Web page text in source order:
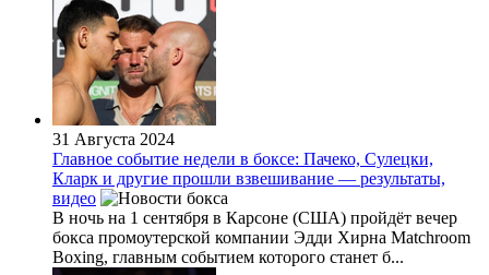
31 Августа 2024
Главное событие недели в боксе: Пачеко, Сулецки,
Кларк и другие прошли взвешивание — результаты,
видео
В ночь на 1 сентября в Карсоне (США) пройдёт вечер
бокса промоутерской компании Эдди Хирна Matchroom
Boxing, главным событием которого станет б...